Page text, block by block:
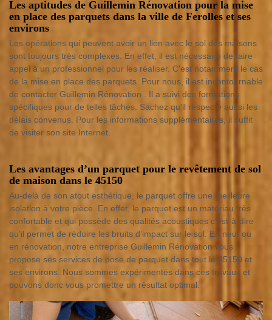
Les aptitudes de Guillemin Rénovation pour la mise
en place des parquets dans la ville de Ferolles et ses
environs
Les opérations qui peuvent avoir un lien avec le sol des maisons
sont toujours très complexes. En effet, il est nécessaire de faire
appel à un professionnel pour les réaliser. C'est notamment le cas
de la mise en place des parquets. Pour nous, il est incontournable
de contacter Guillemin Rénovation . Il a suivi des formations
spécifiques pour de telles tâches. Sachez qu'il respecte aussi les
délais convenus. Pour les informations supplémentaires, il suffit
de visiter son site Internet.
Les avantages d’un parquet pour le revêtement de sol
de maison dans le 45150
Au-delà de son atout esthétique, le parquet offre une meilleure
isolation à votre pièce. En effet, le parquet est un matériau très
confortable et qui possède des qualités acoustiques c’est-à-dire
qu’il permet de réduire les bruits d’impact sur le sol. En neuf ou
en rénovation, notre entreprise Guillemin Rénovation vous
propose ses services de pose de parquet dans tout le 45150 et
ses environs. Nous sommes expérimentés dans ces travaux et
pouvons donc vous promettre un résultat optimal.